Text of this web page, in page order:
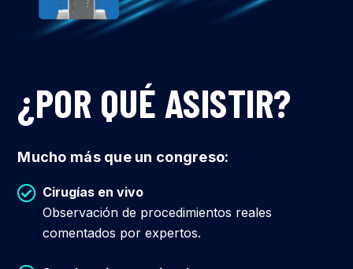
¿POR QUÉ ASISTIR?
Mucho más que un congreso:
Cirugías en vivo
Observación de procedimientos reales
comentados por expertos.